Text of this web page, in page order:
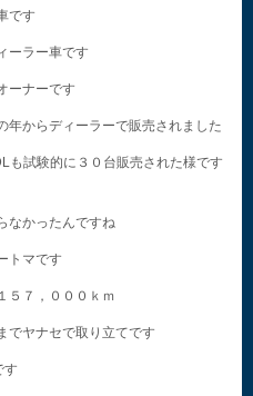
です
ーラー車です
ーナーです
年からディーラーで販売されました
も試験的に３０台販売された様です
なかったんですね
トマです
５７，０００ｋｍ
でヤナセで取り立てです
す